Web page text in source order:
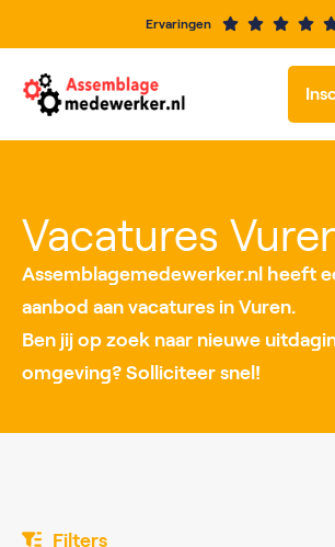
Ervaringen
Vacatures
Assemblagemedewerker.nl heeft
aanbod aan vacatures in Vuren.
Ben jij op zoek naar nieuwe
omgeving? Solliciteer snel!
Filters